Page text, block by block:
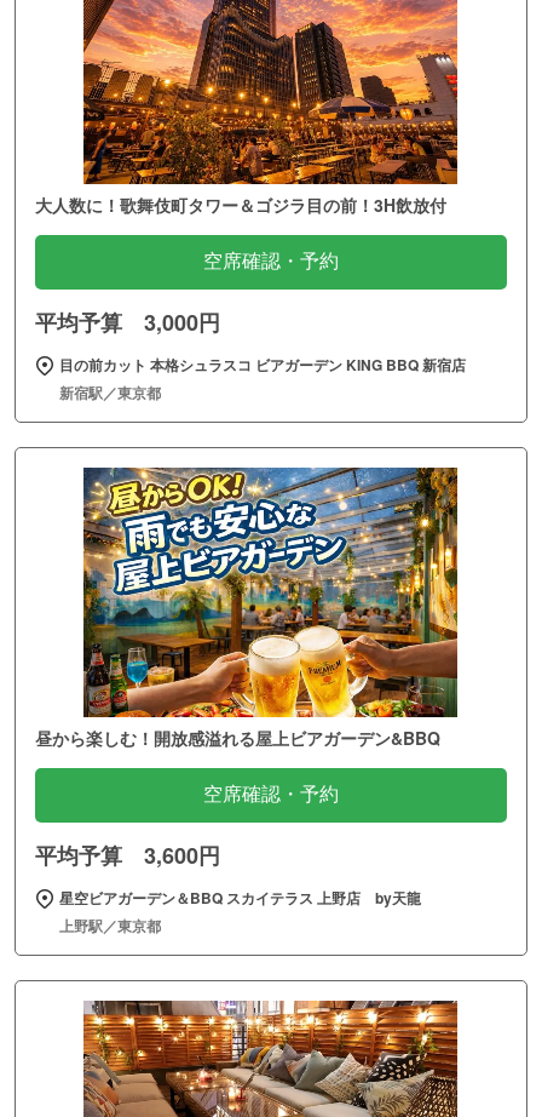
大人数に！歌舞伎町タワー＆ゴジラ目の前！3H飲放付
空席確認・予約
平均予算 3,000円
目の前カット 本格シュラスコ ビアガーデン KING BBQ 新宿店
新宿駅／東京都
昼から楽しむ！開放感溢れる屋上ビアガーデン&BBQ
空席確認・予約
平均予算 3,600円
星空ビアガーデン＆BBQ スカイテラス 上野店 by天龍
上野駅／東京都